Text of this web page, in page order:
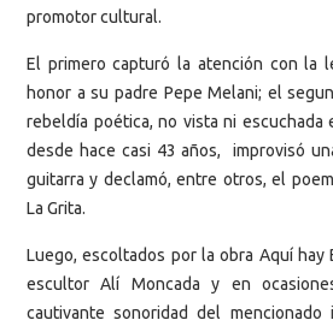
promotor cultural.
El primero capturó la atención con la
honor a su padre Pepe Melani; el
rebeldía poética, no vista ni escuchada
desde hace casi 43 años, improvisó
guitarra y declamó, entre otros, el
La Grita.
Luego, escoltados por la obra Aquí hay
escultor Alí Moncada y en
cautivante sonoridad del mencionado